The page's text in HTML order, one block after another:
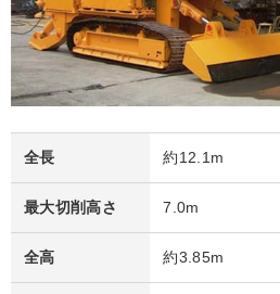
全長 約12.1m
最大切削高さ 7.0m
全高 約3.85m